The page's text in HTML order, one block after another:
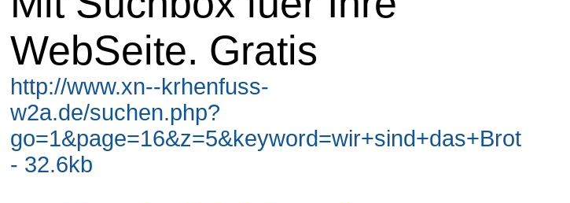
WebSeite. Gratis
http://www.xn--krhenfuss-
w2a.de/suchen.php?
go=1&page=16&z=5&keyword=wir+sind+das+Brot
- 32.6kb